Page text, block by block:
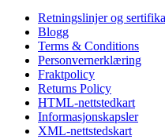
Retningslinjer og
Blogg
Terms & Conditions
Personvernerklæring
Fraktpolicy
Returns Policy
HTML-nettstedkart
Informasjonskapsler
XML-nettstedskart